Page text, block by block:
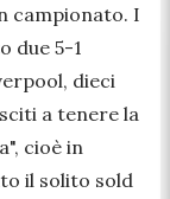
campionato. I
due 5-1
dieci
a tenere la
cioè in
il solito sold